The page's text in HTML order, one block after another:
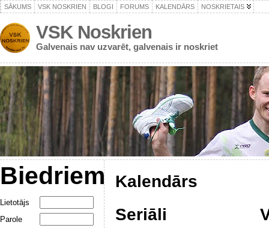
SĀKUMS VSK NOSKRIEN BLOGI FORUMS KALENDĀRS NOSKRIETAIS
VSK Noskrien
Galvenais nav uzvarēt, galvenais ir noskriet
Biedriem
Lietotājs
Parole
Kalendārs
Seriāli